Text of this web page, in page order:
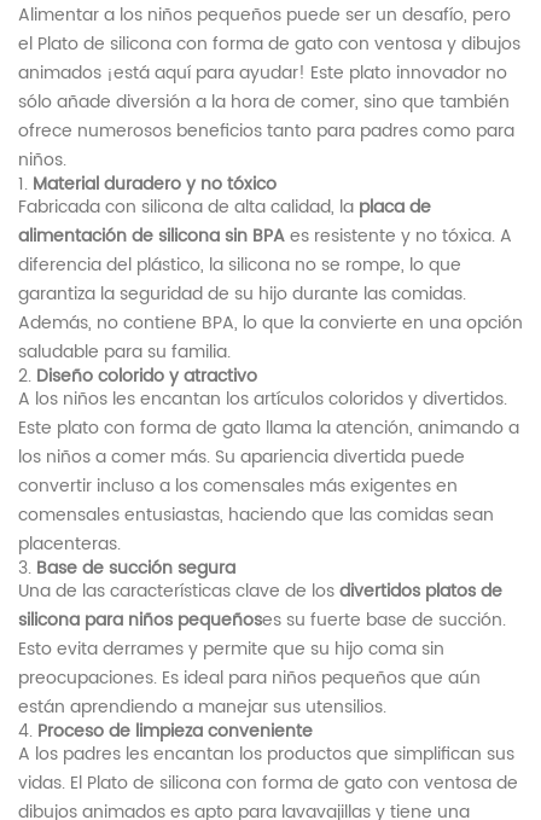
Alimentar a los niños pequeños puede ser un desafío, pero
el Plato de silicona con forma de gato con ventosa y dibujos
animados ¡está aquí para ayudar! Este plato innovador no
sólo añade diversión a la hora de comer, sino que también
ofrece numerosos beneficios tanto para padres como para
niños.
1. Material duradero y no tóxico
Fabricada con silicona de alta calidad, la placa de
alimentación de silicona sin BPAes resistente y no tóxica. A
diferencia del plástico, la silicona no se rompe, lo que
garantiza la seguridad de su hijo durante las comidas.
Además, no contiene BPA, lo que la convierte en una opción
saludable para su familia.
2. Diseño colorido y atractivo
A los niños les encantan los artículos coloridos y divertidos.
Este plato con forma de gato llama la atención, animando a
los niños a comer más. Su apariencia divertida puede
convertir incluso a los comensales más exigentes en
comensales entusiastas, haciendo que las comidas sean
placenteras.
3. Base de succión segura
Una de las características clave de losdivertidos platos de
silicona para niños pequeñoses su fuerte base de succión.
Esto evita derrames y permite que su hijo coma sin
preocupaciones. Es ideal para niños pequeños que aún
están aprendiendo a manejar sus utensilios.
4. Proceso de limpieza conveniente
A los padres les encantan los productos que simplifican sus
vidas. El Plato de silicona con forma de gato con ventosa de
dibujos animadoses apto para lavavajillas y tiene una